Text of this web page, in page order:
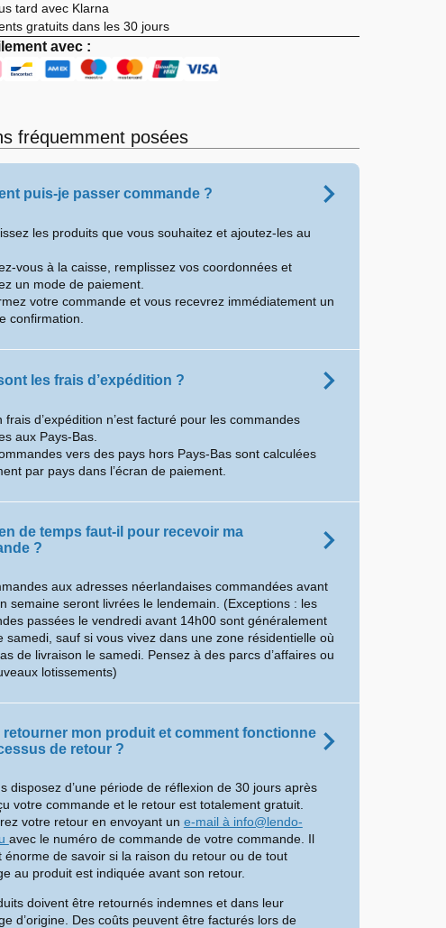
tard avec Klarna
gratuits dans les 30 jours
avec :
fréquemment posées
puis-je passer commande ?
les produits que vous souhaitez et ajoutez-les au
vous à la caisse, remplissez vos coordonnées et
un mode de paiement.
votre commande et vous recevrez immédiatement un
confirmation.
les frais d’expédition ?
frais d’expédition n’est facturé pour les commandes
aux Pays-Bas.
vers des pays hors Pays-Bas sont calculées
par pays dans l’écran de paiement.
de temps faut-il pour recevoir ma
?
aux adresses néerlandaises commandées avant
semaine seront livrées le lendemain. (Exceptions : les
passées le vendredi avant 14h00 sont généralement
samedi, sauf si vous vivez dans une zone résidentielle où
de livraison le samedi. Pensez à des parcs d’affaires ou
lotissements)
retourner mon produit et comment fonctionne
de retour ?
disposez d’une période de réflexion de 30 jours après
votre commande et le retour est totalement gratuit.
votre retour en envoyant un e-mail à info@lendo-
avec le numéro de commande de votre commande. Il
énorme de savoir si la raison du retour ou de tout
au produit est indiquée avant son retour.
doivent être retournés indemnes et dans leur
d’origine. Des coûts peuvent être facturés lors de